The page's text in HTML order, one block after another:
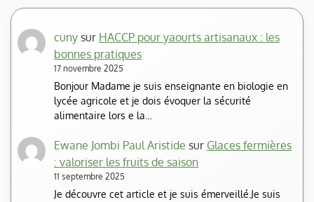
cuny sur HACCP pour yaourts artisanaux : les
bonnes pratiques
17 novembre 2025
Bonjour Madame je suis enseignante en biologie en
lycée agricole et je dois évoquer la sécurité
alimentaire lors e la…
Ewane Jombi Paul Aristide sur Glaces fermières
: valoriser les fruits de saison
11 septembre 2025
Je découvre cet article et je suis émerveillé.Je suis